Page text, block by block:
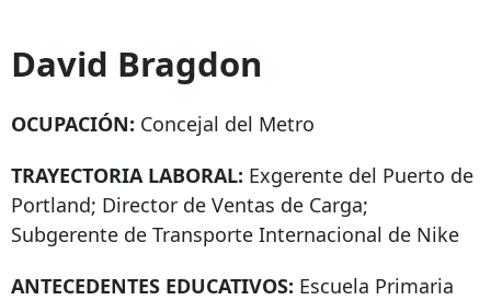
David Bragdon
OCUPACIÓN: Concejal del Metro
TRAYECTORIA LABORAL: Exgerente del Puerto de
Portland; Director de Ventas de Carga;
Subgerente de Transporte Internacional de Nike
ANTECEDENTES EDUCATIVOS: Escuela Primaria